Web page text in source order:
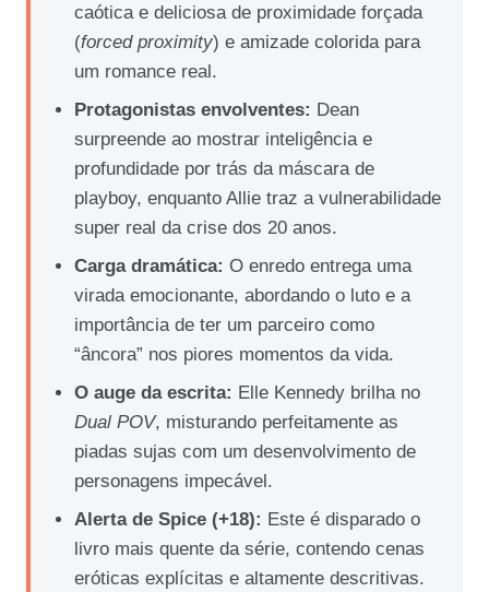
caótica e deliciosa de proximidade forçada
(forced proximity) e amizade colorida para
um romance real.
Protagonistas envolventes: Dean
surpreende ao mostrar inteligência e
profundidade por trás da máscara de
playboy, enquanto Allie traz a vulnerabilidade
super real da crise dos 20 anos.
Carga dramática: O enredo entrega uma
virada emocionante, abordando o luto e a
importância de ter um parceiro como
“âncora” nos piores momentos da vida.
O auge da escrita: Elle Kennedy brilha no
Dual POV, misturando perfeitamente as
piadas sujas com um desenvolvimento de
personagens impecável.
Alerta de Spice (+18): Este é disparado o
livro mais quente da série, contendo cenas
eróticas explícitas e altamente descritivas.